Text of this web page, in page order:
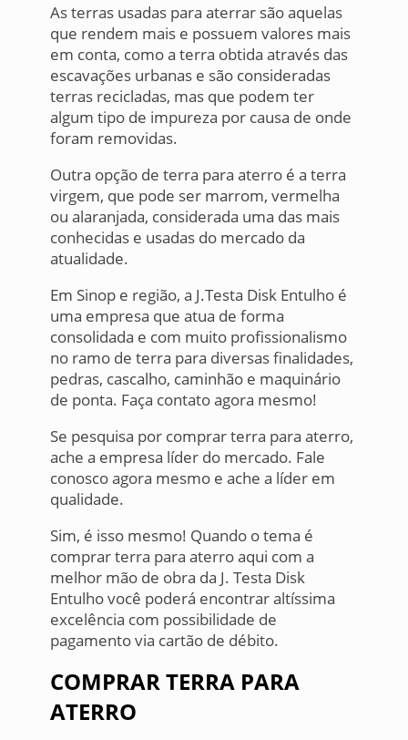
As terras usadas para aterrar são aquelas
que rendem mais e possuem valores mais
em conta, como a terra obtida através das
escavações urbanas e são consideradas
terras recicladas, mas que podem ter
algum tipo de impureza por causa de onde
foram removidas.
Outra opção de terra para aterro é a terra
virgem, que pode ser marrom, vermelha
ou alaranjada, considerada uma das mais
conhecidas e usadas do mercado da
atualidade.
Em Sinop e região, a J.Testa Disk Entulho é
uma empresa que atua de forma
consolidada e com muito profissionalismo
no ramo de terra para diversas finalidades,
pedras, cascalho, caminhão e maquinário
de ponta. Faça contato agora mesmo!
Se pesquisa por comprar terra para aterro,
ache a empresa líder do mercado. Fale
conosco agora mesmo e ache a líder em
qualidade.
Sim, é isso mesmo! Quando o tema é
comprar terra para aterro aqui com a
melhor mão de obra da J. Testa Disk
Entulho você poderá encontrar altíssima
excelência com possibilidade de
pagamento via cartão de débito.
COMPRAR TERRA PARA
ATERRO